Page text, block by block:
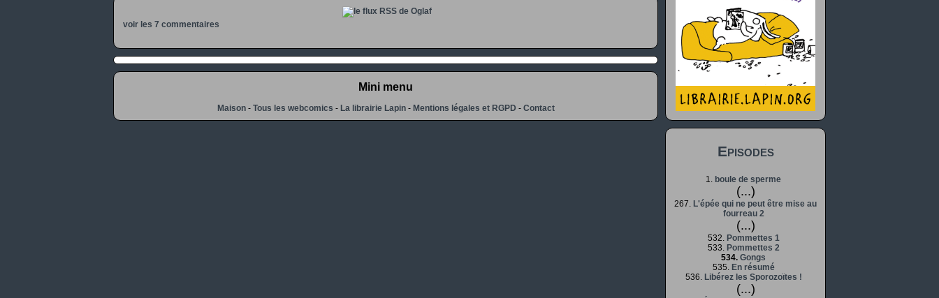
voir les 7 commentaires
Mini menu
Maison- Tous les webcomics - La librairie Lapin- Mentions légales et RGPD - Contact
Episodes
1. boule de sperme
(...)
267. L'épée qui ne peut être mise au
fourreau 2
(...)
532. Pommettes 1
533. Pommettes 2
534. Gongs
535. En résumé
536. Libérez les Sporozoïtes !
(...)